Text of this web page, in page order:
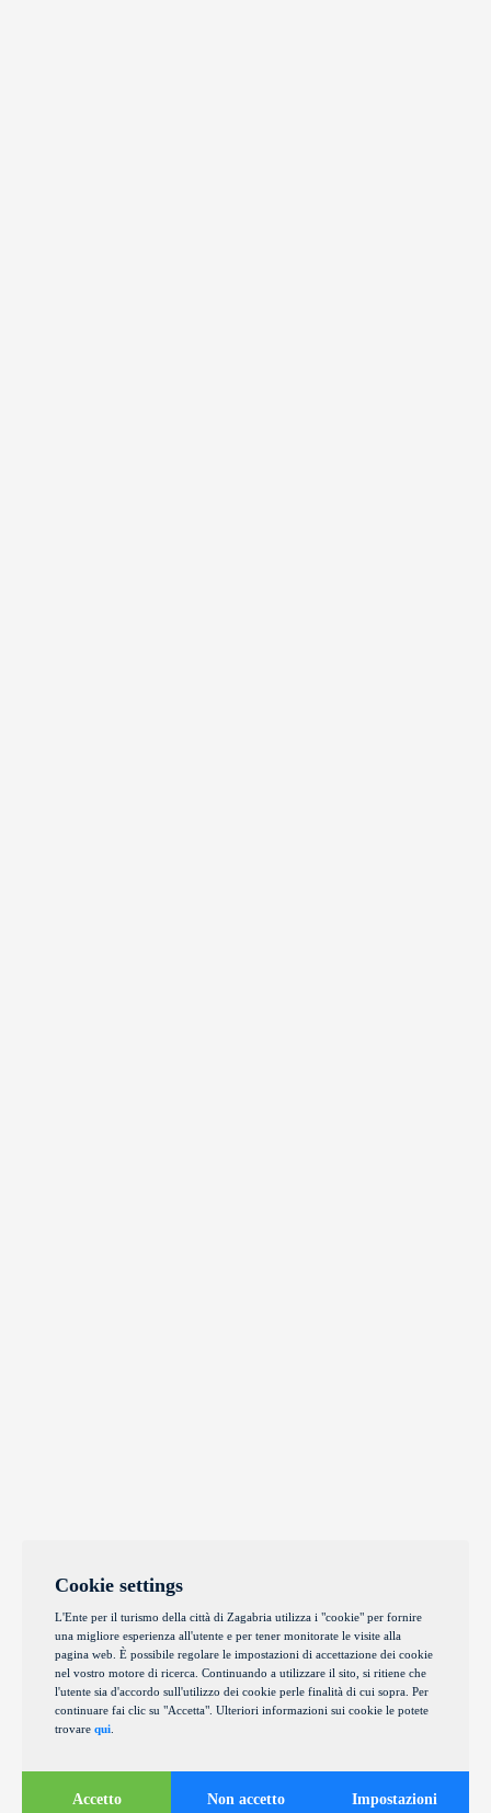
Cookie settings
L'Ente per il turismo della città di Zagabria utilizza i "cookie" per fornire
una migliore esperienza all'utente e per tener monitorate le visite alla
pagina web. È possibile regolare le impostazioni di accettazione dei cookie
nel vostro motore di ricerca. Continuando a utilizzare il sito, si ritiene che
l'utente sia d'accordo sull'utilizzo dei cookie perle finalità di cui sopra. Per
continuare fai clic su "Accetta". Ulteriori informazioni sui cookie le potete
trovare qui
Accetto Non accetto Impostazioni